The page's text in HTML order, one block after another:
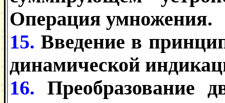
Операция умножения.
15.Введение в
динамической
16. Преобразование